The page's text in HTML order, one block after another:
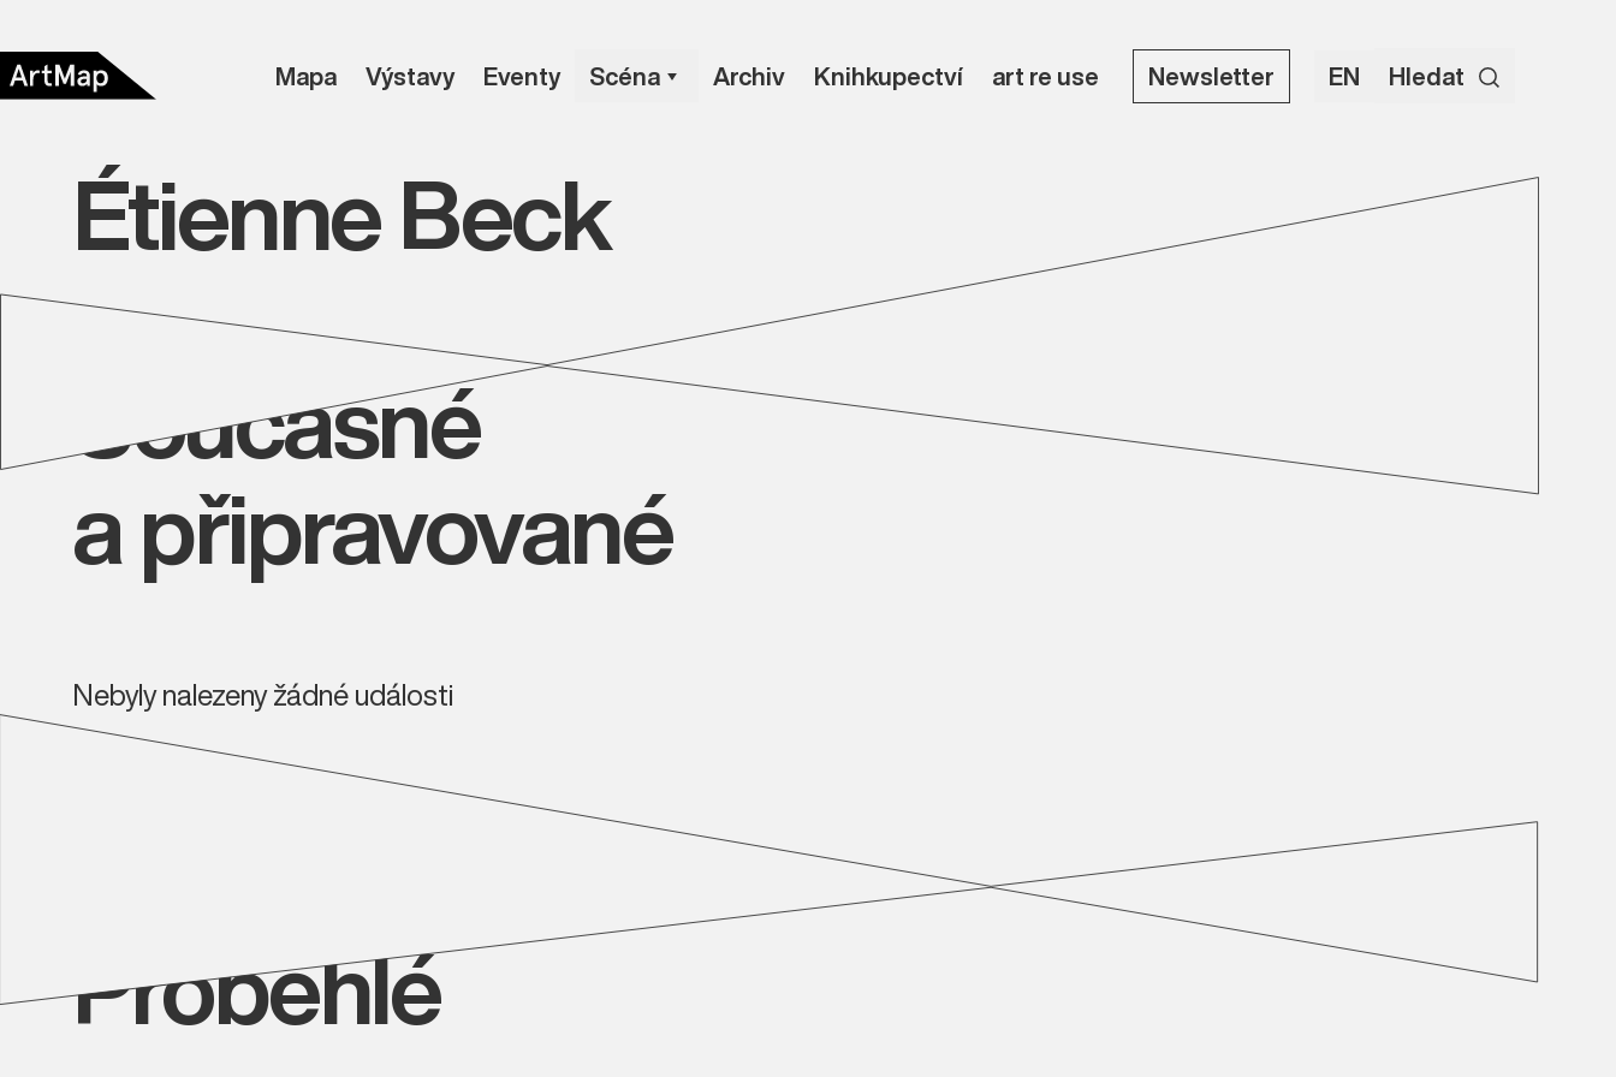
Mapa Výstavy Eventy Scéna Archiv Knihkupectví art re use Newsletter EN Hledat
Étienne Beck
Současné
a připravované
Nebyly nalezeny žádné události
Proběhlé